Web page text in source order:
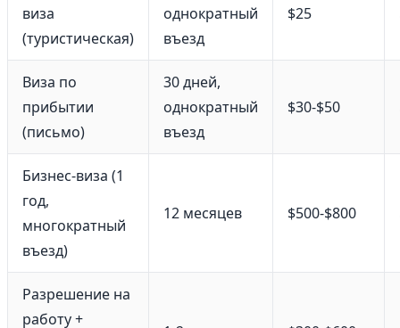
виза
(туристическая)
однократный
въезд
$25
Виза по
прибытии
(письмо)
30 дней,
однократный
въезд
$30-$50
Бизнес-виза (1
год,
многократный
въезд)
12 месяцев $500-$800
Разрешение на
работу +